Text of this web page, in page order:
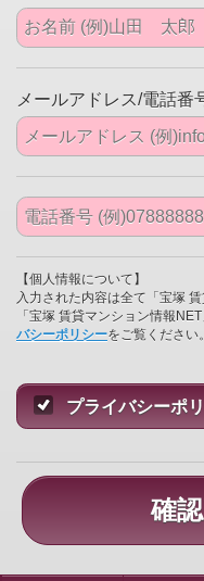
メールアドレス/電話番
【個人情報について】
入力された内容は全て「宝塚
「宝塚 賃貸マンション情報
バシーポリシーをご覧ください。
プライバシーポ
確